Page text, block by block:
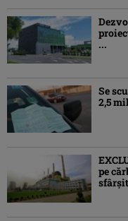
...
Se
2,5
pe